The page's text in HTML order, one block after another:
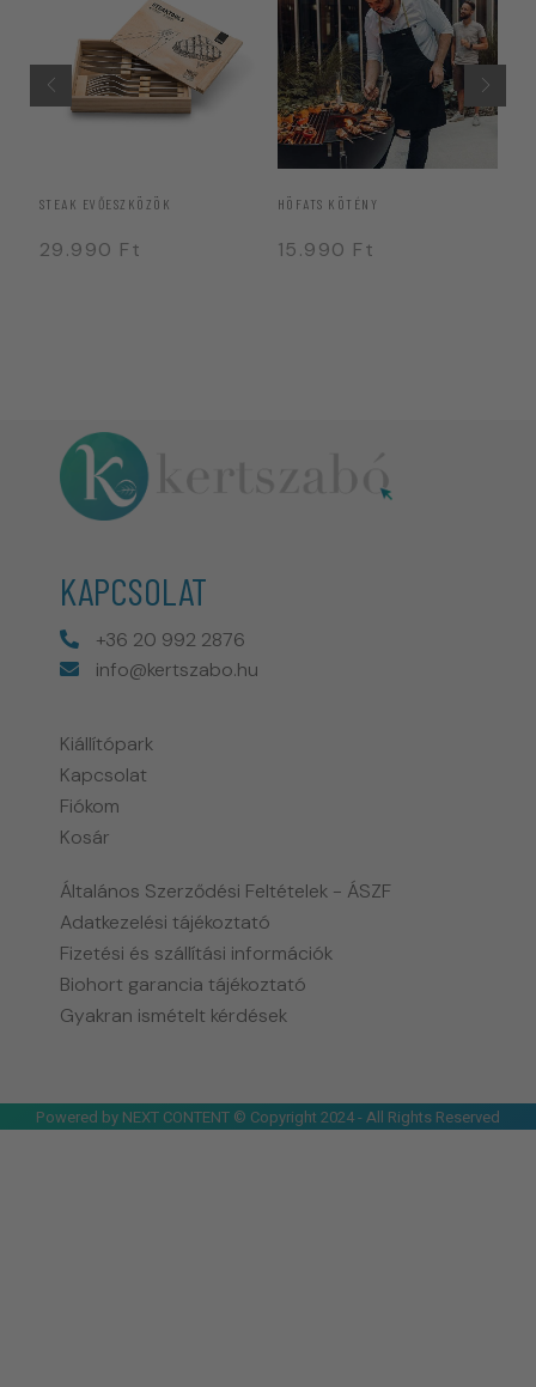
STEAK EVŐESZKÖZÖK
29.990 Ft
HÖFATS KÖTÉNY
15.990 Ft
KAPCSOLAT
+36 20 992 2876
info@kertszabo.hu
Kiállítópark
Kapcsolat
Fiókom
Kosár
Általános Szerződési Feltételek - ÁSZF
Adatkezelési tájékoztató
Fizetési és szállítási információk
Biohort garancia tájékoztató
Gyakran ismételt kérdések
Powered by NEXT CONTENT © Copyright 2024 - All Rights Reserved